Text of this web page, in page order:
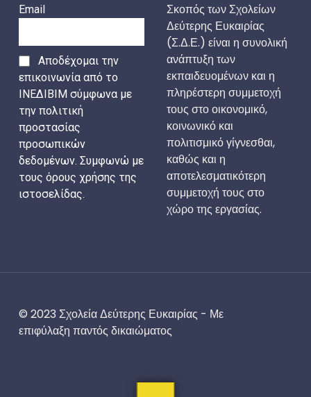
Email
Αποδέχομαι την
επικοινωνία από το
ΙΝΕΔΙΒΙΜ σύμφωνα με
την πολιτική
προστασίας
προσωπικών
δεδομένων. Συμφωνώ με
τους όρους χρήσης της
ιστοσελίδας.
Σκοπός των Σχολείων
Δεύτερης Ευκαιρίας
(Σ.Δ.Ε.) είναι η συνολική
ανάπτυξη των
εκπαιδευομένων και η
πληρέστερη συμμετοχή
τους στο οικονομικό,
κοινωνικό και
πολιτισμικό γίγνεσθαι,
καθώς και η
αποτελεσματικότερη
συμμετοχή τους στο
χώρο της εργασίας.
© 2023 Σχολεία Δεύτερης Ευκαιρίας - Με
επιφύλαξη παντός δικαιώματος